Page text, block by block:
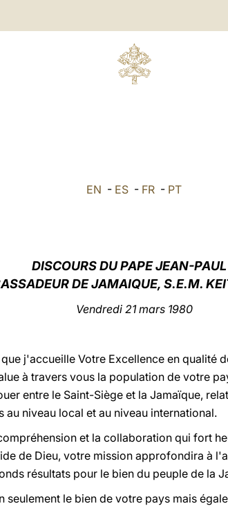
EN - ES - FR - PT
DISCOURS DU PAPE JEAN-
DE JAMAIQUE, S.E.M.
Vendredi 21 mars 1980
j'accueille Votre Excellence en qualité
à travers vous la population de votre
entre le Saint-Siège et la Jamaïque,
niveau local et au niveau international.
et la collaboration qui fort
de Dieu, votre mission approfondira à
résultats pour le bien du peuple de la
seulement le bien de votre pays mais